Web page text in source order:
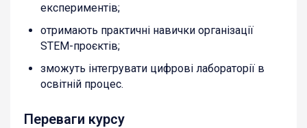
експериментів;
отримають практичні навички організації
STEM-проєктів;
зможуть інтегрувати цифрові лабораторії в
освітній процес.
Переваги курсу